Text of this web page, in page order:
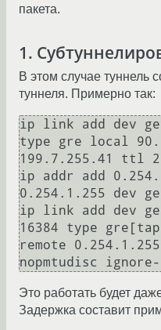
пакета.
1.
В этом случае туннель
туннеля. Примерно так:
ip link add dev
type gre local
199.7.255.41 ttl
ip addr add
0.254.1.255 dev
ip link add dev
16384 type
remote
Это работать будет
Задержка составит